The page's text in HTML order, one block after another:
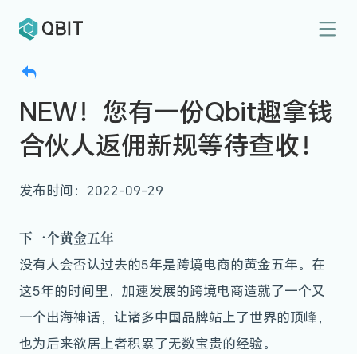
NEW！您有一份Qbit趣拿钱
合伙人返佣新规等待查收！
发布时间：2022-09-29
下一个黄金五年
没有人会否认过去的5年是跨境电商的黄金五年。在
这5年的时间里，加速发展的跨境电商造就了一个又
一个出海神话，让诸多中国品牌站上了世界的顶峰，
也为后来欲居上者积累了无数宝贵的经验。